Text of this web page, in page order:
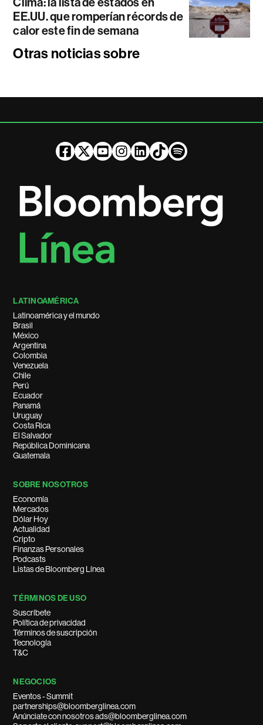
EE.UU. que romperían récords de
calor este fin de semana
Otras noticias sobre
LATINOAMÉRICA
Latinoamérica y el mundo
Brasil
México
Argentina
Colombia
Venezuela
Chile
Perú
Ecuador
Panamá
Uruguay
Costa Rica
El Salvador
República Dominicana
Guatemala
SOBRE NOSOTROS
Economía
Mercados
Dólar Hoy
Actualidad
Cripto
Finanzas Personales
Podcasts
Listas de Bloomberg Línea
TÉRMINOS DE USO
Suscríbete
Política de privacidad
Términos de suscripción
Tecnología
T&C
NEGOCIOS
Eventos - Summit
partnerships@bloomberglinea.com
Anúnciate con nosotros ads@bloomberglinea.com